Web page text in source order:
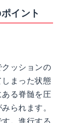
イント
ッションの
まった状態
る脊髄を圧
られます。